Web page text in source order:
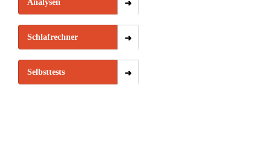
Analysen
Schlafrechner
Selbsttests